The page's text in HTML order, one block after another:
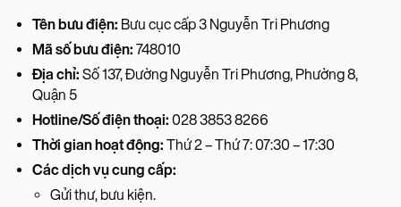
Tên bưu điện: Bưu cục cấp 3 Nguyễn Tri Phương
Mã số bưu điện: 748010
Địa chỉ: Số 137, Đường Nguyễn Tri Phương, Phường 8,
Quận 5
Hotline/Số điện thoại: 028 3853 8266
Thời gian hoạt động: Thứ 2 – Thứ 7: 07:30 – 17:30
Các dịch vụ cung cấp:
Gửi thư, bưu kiện.